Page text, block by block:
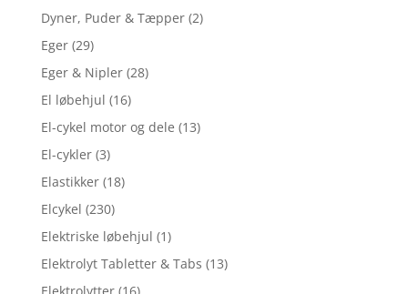
Dyner, Puder & Tæpper (2)
Eger (29)
Eger & Nipler (28)
El løbehjul (16)
El-cykel motor og dele (13)
El-cykler (3)
Elastikker (18)
Elcykel (230)
Elektriske løbehjul (1)
Elektrolyt Tabletter & Tabs (13)